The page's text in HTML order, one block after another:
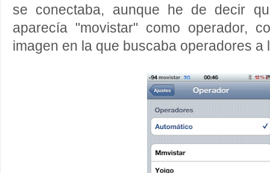
se conectaba, aunque he de decir
aparecía "movistar" como operador,
imagen en la que buscaba operadores a